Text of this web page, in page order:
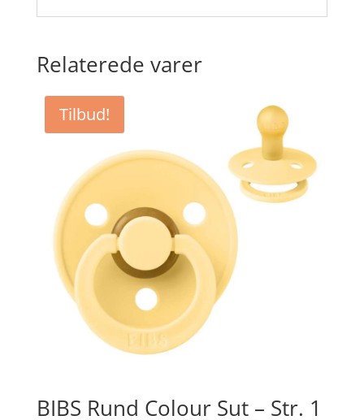
Relaterede varer
Tilbud!
BIBS Rund Colour Sut – Str. 1